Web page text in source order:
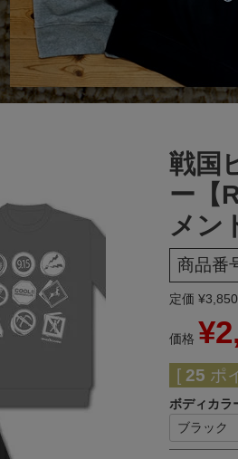
戦国
ー【
メン
商品番
定価 ¥3,850
価格 ¥
[ 25 ポ
ボディカラ